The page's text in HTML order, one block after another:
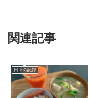
関連記事
日々の記録